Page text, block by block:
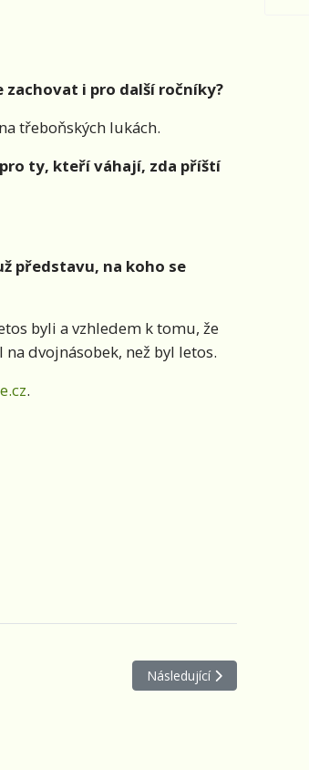
i pro další ročníky?
třeboňských lukách.
ty, kteří váhají, zda příští
představu, na koho se
byli a vzhledem k tomu, že
dvojnásobek, než byl letos.
.
Další článek: Na podzim se
Následující